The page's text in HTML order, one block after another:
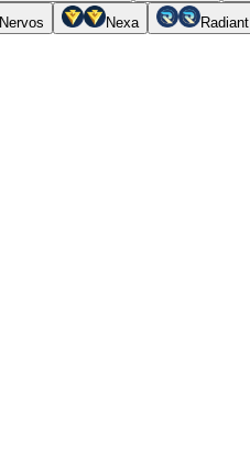
Nervos Nexa Radiant